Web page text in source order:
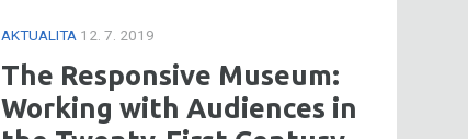
AKTUALITA 12. 7. 2019
The Responsive Museum:
Working with Audiences in